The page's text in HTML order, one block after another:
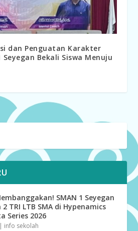
dan Penguatan Karakter
Seyegan Bekali Siswa Menuju
SMAN 1 Seyegan
2 TRI LTB SMA di Hypenamics
Series 2026
| info sekolah